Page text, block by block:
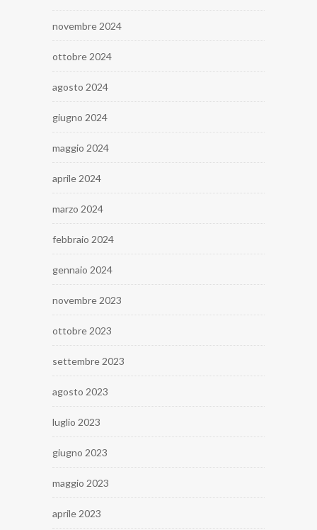
novembre 2024
ottobre 2024
agosto 2024
giugno 2024
maggio 2024
aprile 2024
marzo 2024
febbraio 2024
gennaio 2024
novembre 2023
ottobre 2023
settembre 2023
agosto 2023
luglio 2023
giugno 2023
maggio 2023
aprile 2023